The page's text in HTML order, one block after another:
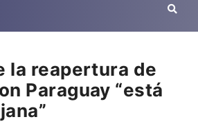
la reapertura de
Paraguay “está